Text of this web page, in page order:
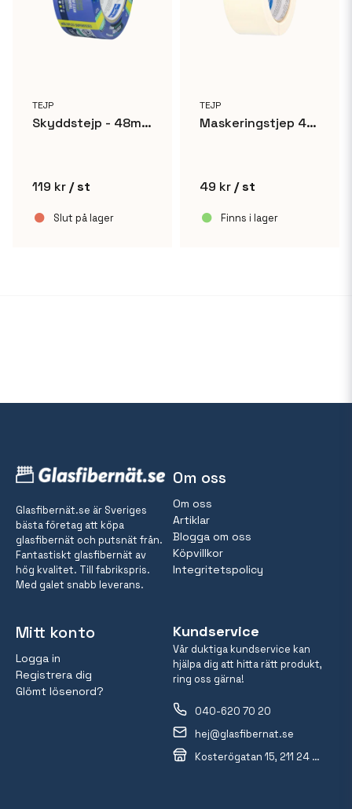
TEJP
Skyddstejp - 48mm x 50m
119 kr / st
Slut på lager
TEJP
Maskeringstjep 48mm x 50m
49 kr / st
Finns i lager
Glasfibernät.se är Sveriges
bästa företag att köpa
glasfibernät och putsnät från.
Fantastiskt glasfibernät av
hög kvalitet. Till fabrikspris.
Med galet snabb leverans.
Om oss
Om oss
Artiklar
Blogga om oss
Köpvillkor
Integritetspolicy
Mitt konto
Logga in
Registrera dig
Glömt lösenord?
Kundservice
Vår duktiga kundservice kan
hjälpa dig att hitta rätt produkt,
ring oss gärna!
040-620 70 20
hej@glasfibernat.se
Kosterögatan 15, 211 24 Malmö